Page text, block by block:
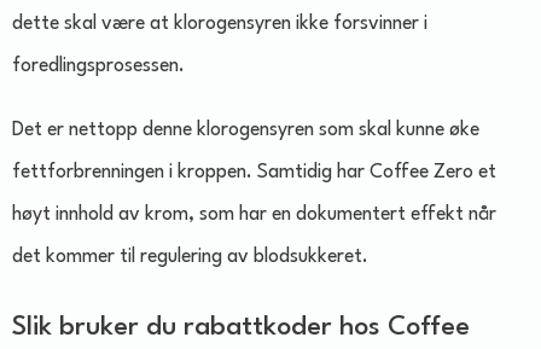
dette skal være at klorogensyren ikke forsvinner i
foredlingsprosessen.
Det er nettopp denne klorogensyren som skal kunne øke
fettforbrenningen i kroppen. Samtidig har Coffee Zero et
høyt innhold av krom, som har en dokumentert effekt når
det kommer til regulering av blodsukkeret.
Slik bruker du rabattkoder hos Coffee